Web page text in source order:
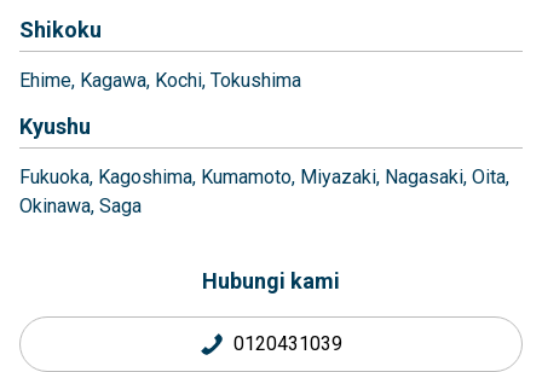
Shikoku
Ehime Kagawa Kochi Tokushima
Kyushu
Fukuoka Kagoshima Kumamoto Miyazaki Nagasaki Oita
Okinawa Saga
Hubungi kami
0120431039